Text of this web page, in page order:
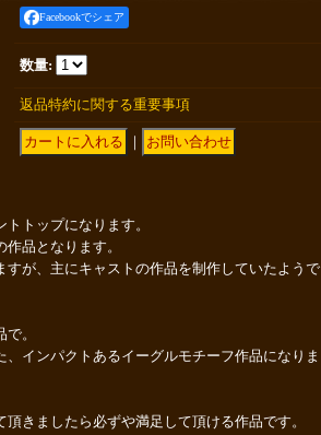
Facebookでシェア
数量:
返品特約に関する重要事項
｜
トップになります。
品となります。
が、主にキャストの作品を制作していたようで
。
インパクトあるイーグルモチーフ作品になりま
きましたら必ずや満足して頂ける作品です。